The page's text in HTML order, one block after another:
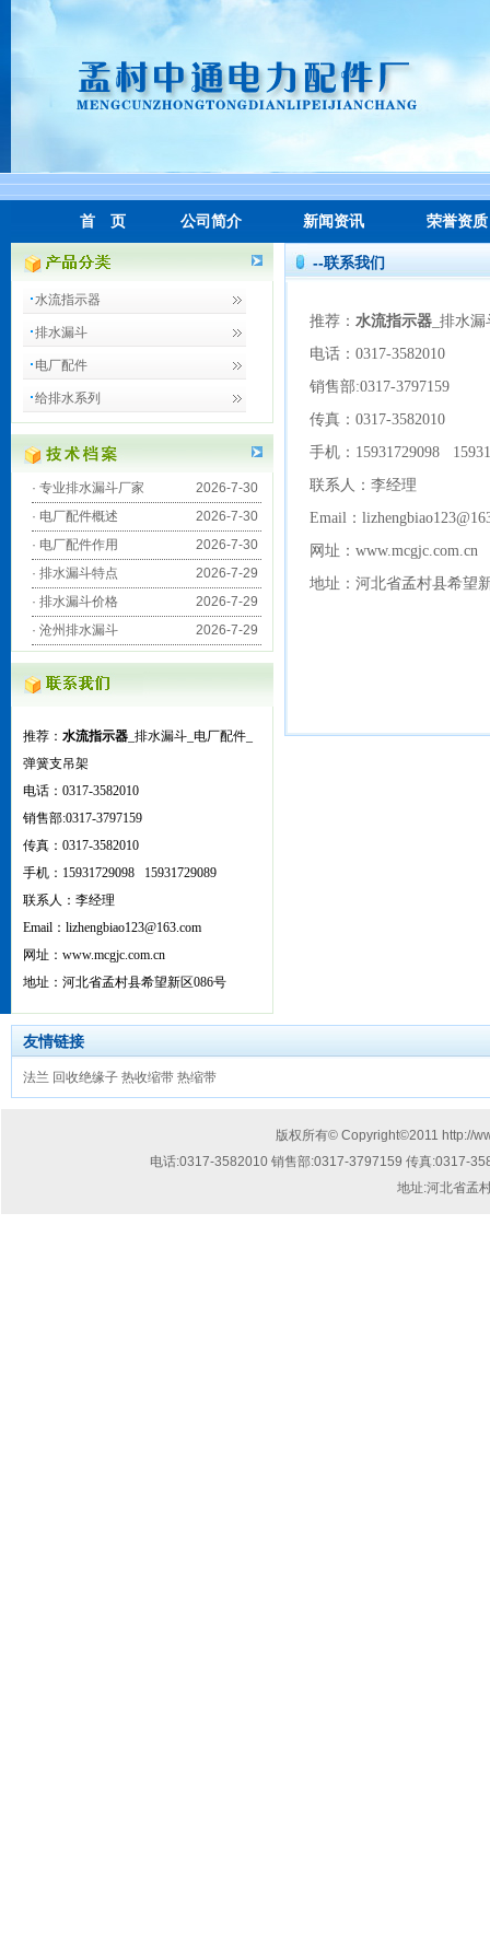
首 页 公司简介 新闻资讯 荣誉资质
水流指示器
排水漏斗
电厂配件
给排水系列
· 专业排水漏斗厂家
2026-7-30
· 电厂配件概述
2026-7-30
· 电厂配件作用
2026-7-30
· 排水漏斗特点
2026-7-29
· 排水漏斗价格
2026-7-29
· 沧州排水漏斗 2026-7-29
推荐： 水流指示器 _排水漏斗_电厂配件_
弹簧支吊架
电话：0317-3582010
销售部:0317-3797159
传真：0317-3582010
手机：15931729098 15931729089
联系人：李经理
Email：lizhengbiao123@163.com
网址：www.mcgjc.com.cn
地址：河北省孟村县希望新区086号
--联系我们
推荐： 水流指示器 _排水
电话：0317-3582010
销售部:0317-3797159
传真：0317-3582010
手机：15931729098
联系人：李经理
Email：
网址：www.mcgjc.com.cn
地址：河北省孟村县希望
友情链接
法兰 回收绝缘子 热收缩带 热缩带
版权所有© Copyright©2011 http://
电话:0317-3582010 销售部:0317-3797159 传真:0317-
地址:河北省孟